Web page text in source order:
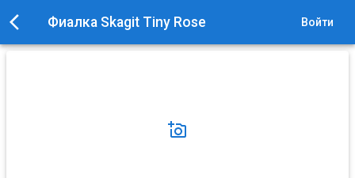
Фиалка Skagit Tiny Rose Войти